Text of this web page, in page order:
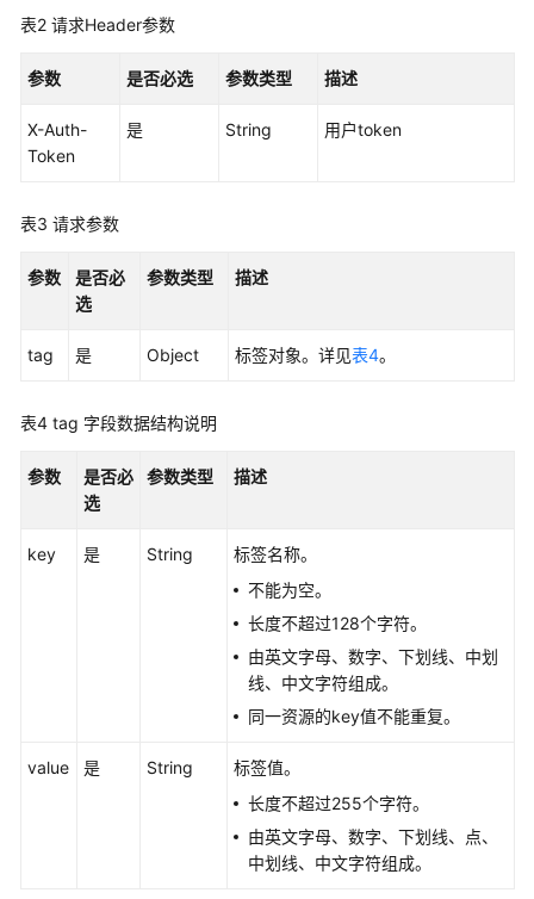
必
概
览
API
本
选
建
如
表2 请求Header参数
参数 是否必选 参数类型 描述
X-Auth-
Token
是 String 用户token
表3 请求参数
参数
是否必
选
参数类型 描述
tag 是 Object 标签对象。详见表4。
表4 tag 字段数据结构说明
参数
是否必
选
参数类型 描述
key 是 String
标签名称。
不能为空。
长度不超过128个字符。
由英文字母、数字、下划线、中划
线、中文字符组成。
同一资源的key值不能重复。
value 是 String
标签值。
长度不超过255个字符。
由英文字母、数字、下划线、点、
中划线、中文字符组成。